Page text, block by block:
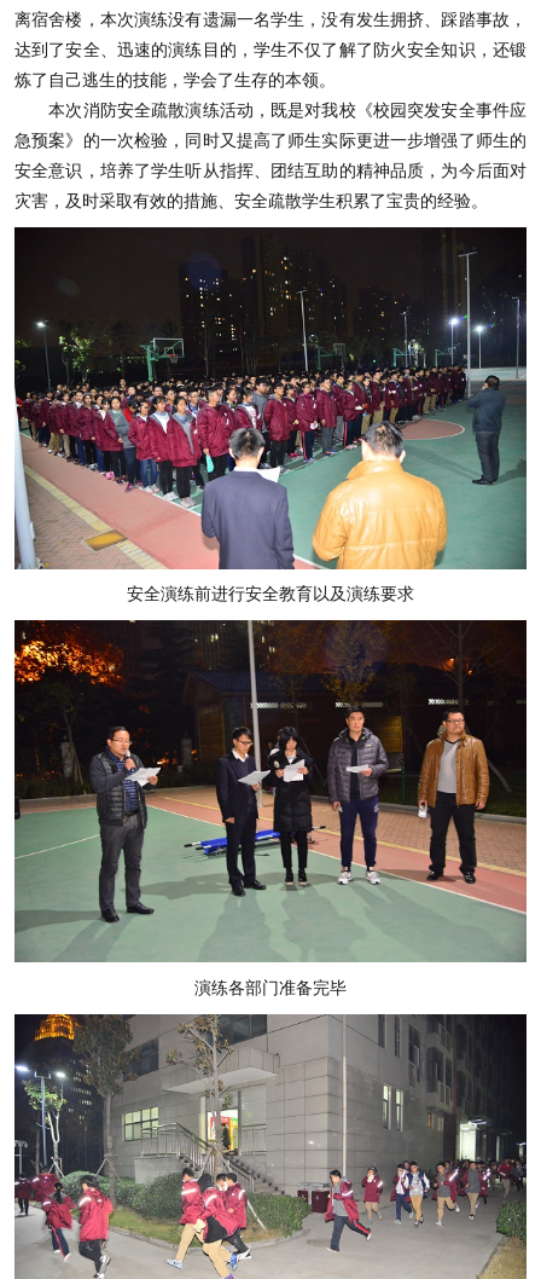
离宿舍楼，本次演练没有遗漏一名学生，没有发生拥挤、踩踏事故，
达到了安全、迅速的演练目的，学生不仅了解了防火安全知识，还锻
炼了自己逃生的技能，学会了生存的本领。
本次消防安全疏散演练活动，既是对我校《校园突发安全事件应
急预案》的一次检验，同时又提高了师生实际更进一步增强了师生的
安全意识，培养了学生听从指挥、团结互助的精神品质，为今后面对
灾害，及时采取有效的措施、安全疏散学生积累了宝贵的经验。
安全演练前进行安全教育以及演练要求
演练各部门准备完毕